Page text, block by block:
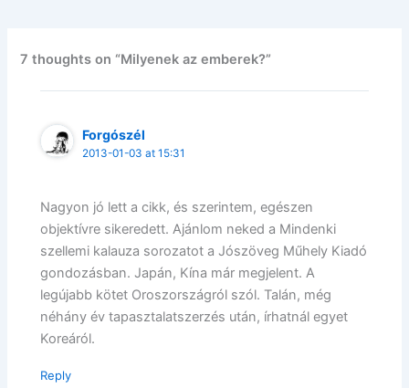
7 thoughts on “Milyenek az emberek?”
Forgószél
2013-01-03 at 15:31
Nagyon jó lett a cikk, és szerintem, egészen
objektívre sikeredett. Ajánlom neked a Mindenki
szellemi kalauza sorozatot a Jószöveg Műhely Kiadó
gondozásban. Japán, Kína már megjelent. A
legújabb kötet Oroszországról szól. Talán, még
néhány év tapasztalatszerzés után, írhatnál egyet
Koreáról.
Reply